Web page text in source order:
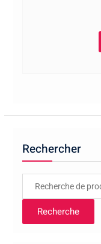
Rechercher
Recherche
Recherche